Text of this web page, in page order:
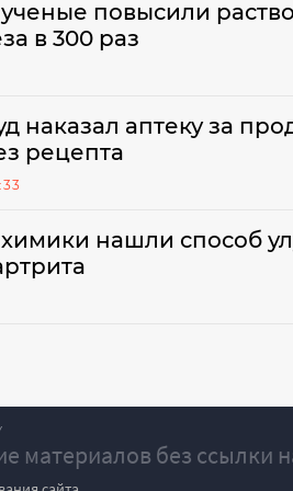
повысили
в 300 раз
наказал аптеку за
рецепта
нашли способ
материалов без ссылки